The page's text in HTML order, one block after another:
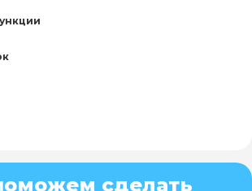
сделать